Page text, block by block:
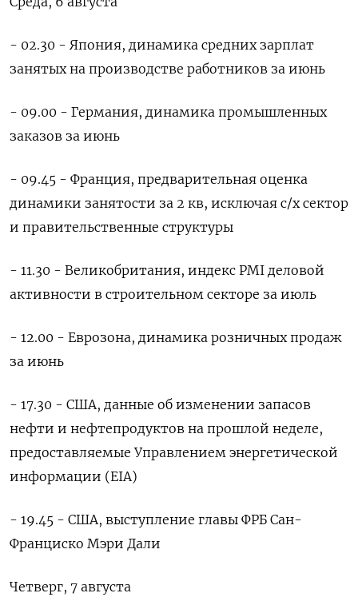
- 02.30 - Япония, динамика средних зарплат
занятых на производстве работников за июнь
- 09.00 - Германия, динамика промышленных
заказов за июнь
- 09.45 - Франция, предварительная оценка
динамики занятости за 2 кв, исключая с/х сектор
и правительственные структуры
- 11.30 - Великобритания, индекс PMI деловой
активности в строительном секторе за июль
- 12.00 - Еврозона, динамика розничных продаж
за июнь
- 17.30 - США, данные об изменении запасов
нефти и нефтепродуктов на прошлой неделе,
предоставляемые Управлением энергетической
информации (EIA)
- 19.45 - США, выступление главы ФРБ Сан-
Франциско Мэри Дали
Четверг, 7 августа